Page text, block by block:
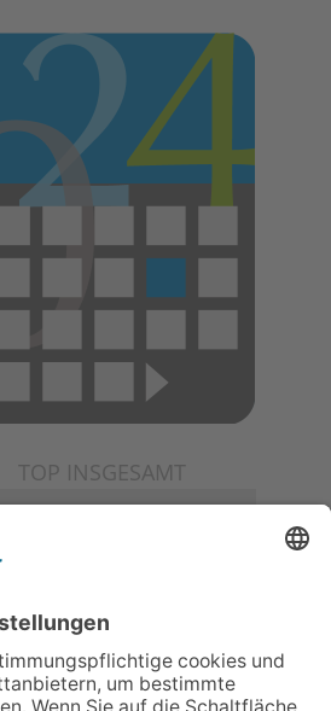
TOP INSGESAMT
Baustellenführung führt auch in
die Zukunft der Stadt
Königstein